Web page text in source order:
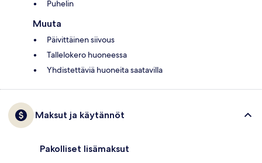
Puhelin
Muuta
Päivittäinen siivous
Tallelokero huoneessa
Yhdistettäviä huoneita saatavilla
Maksut ja käytännöt
Pakolliset lisämaksut